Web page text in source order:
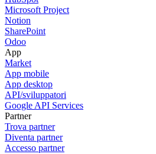
Microsoft Project
Notion
SharePoint
Odoo
App
Market
App mobile
App desktop
API/sviluppatori
Google API Services
Partner
Trova partner
Diventa partner
Accesso partner